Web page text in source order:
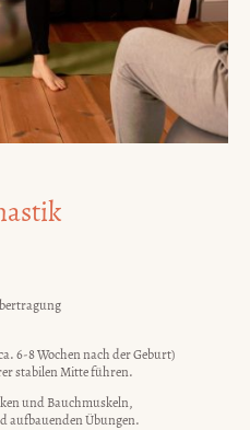
6-8 Wochen nach der Geburt)
stabilen Mitte führen.
und Bauchmuskeln,
aufbauenden Übungen.